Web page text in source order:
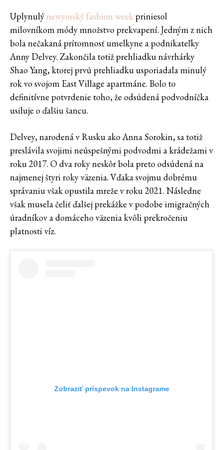
Uplynulý newyorský fashion weekpriniesol
milovníkom módy množstvo prekvapení. Jedným z nich
bola nečakaná prítomnosť umelkyne a podnikateľky
Anny Delvey. Zakončila totiž prehliadku návrhárky
Shao Yang, ktorej prvú prehliadku usporiadala minulý
rok vo svojom East Village apartmáne. Bolo to
definitívne potvrdenie toho, že odsúdená podvodníčka
usiluje o ďalšiu šancu.
Delvey, narodená v Rusku ako Anna Sorokin, sa totiž
preslávila svojimi neúspešnými podvodmi a krádežami v
roku 2017. O dva roky neskôr bola preto odsúdená na
najmenej štyri roky väzenia. Vďaka svojmu dobrému
správaniu však opustila mreže v roku 2021. Následne
však musela čeliť ďalšej prekážke v podobe imigračných
úradníkov a domáceho väzenia kvôli prekročeniu
platnosti víz.
Zobraziť príspevok na Instagrame